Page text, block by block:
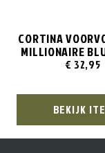
CORTINA
MILLIONAIRE
€ 32,95
BEKIJK